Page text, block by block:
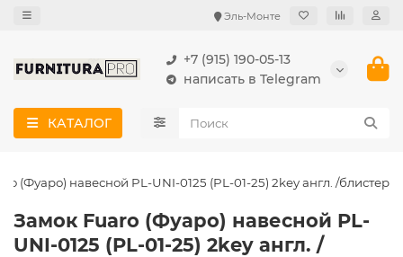
Эль-Монте
+7 (915) 190-05-13
написать в Telegram
КАТАЛОГ
(Фуаро) навесной PL-UNI-0125 (PL-01-25) 2key англ. /блистер
Замок Fuaro (Фуаро) навесной PL-
UNI-0125 (PL-01-25) 2key англ. /